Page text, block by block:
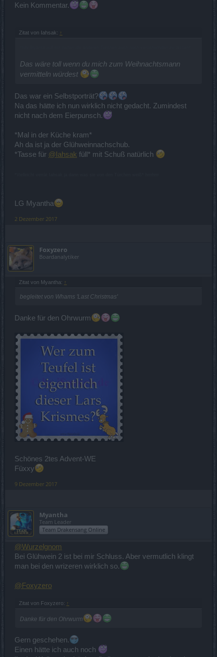
Kein Kommentar.
Zitat von Iahsak: ↑
Das wäre toll wenn du mich zum Weihnachtsmann
vermitteln würdest
Das war ein Selbstporträt?
Na das hätte ich nun wirklich nicht gedacht. Zumindest
nicht nach dem Eierpunsch.
*Mal in der Küche kram*
Ah da ist ja der Glühweinnachschub.
*Tasse für @Iahsak füll* mit Schuß natürlich
LG Myantha
2 Dezember 2017
Foxyzero
Boardanalytiker
Zitat von Myantha: ↑
begleitet von Whams 'Last Christmas'
Danke für den Ohrwurm
Schönes 2tes Advent-WE
Füxxy
9 Dezember 2017
Myantha
Team Leader
Team Drakensang Online
@Wurzelgnom
Bei Glühwein 2 ist bei mir Schluss. Aber vermutlich klingt
man bei den wrizeren wirklich so.
@Foxyzero
Zitat von Foxyzero: ↑
Danke für den Ohrwurm
Gern geschehen.
Einen hätte ich auch noch